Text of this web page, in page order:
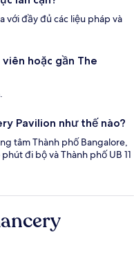
với đầy đủ các liệu pháp và
hoặc gần The
Pavilion như thế nào?
tâm Thành phố Bangalore,
đi bộ và Thành phố UB 11